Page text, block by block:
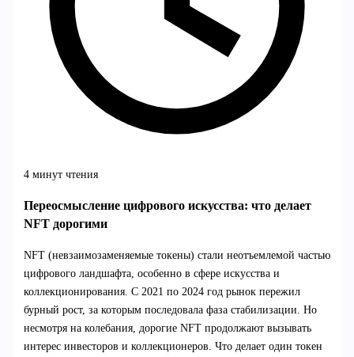
4 минут чтения
Переосмысление цифрового искусства: что делает
NFT дорогими
NFT (невзаимозаменяемые токены) стали неотъемлемой частью
цифрового ландшафта, особенно в сфере искусства и
коллекционирования. С 2021 по 2024 год рынок пережил
бурный рост, за которым последовала фаза стабилизации. Но
несмотря на колебания, дорогие NFT продолжают вызывать
интерес инвесторов и коллекционеров. Что делает один токен